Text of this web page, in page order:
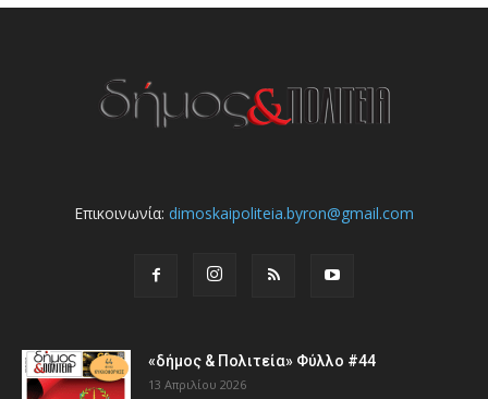
Επικοινωνία: dimoskaipoliteia.byron@gmail.com
«δήμος & Πολιτεία» Φύλλο #44
13 Απριλίου 2026